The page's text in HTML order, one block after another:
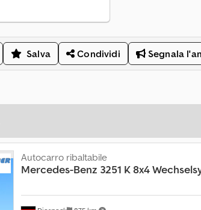
Salva Condividi Segnala
Autocarro ribaltabile
Mercedes-Benz 3251 K 8x4